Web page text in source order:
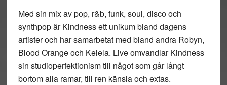
Med sin mix av pop, r&b, funk, soul, disco och
synthpop är Kindness ett unikum bland dagens
artister och har samarbetat med bland andra Robyn,
Blood Orange och Kelela. Live omvandlar Kindness
sin studioperfektionism till något som går långt
bortom alla ramar, till ren känsla och extas.